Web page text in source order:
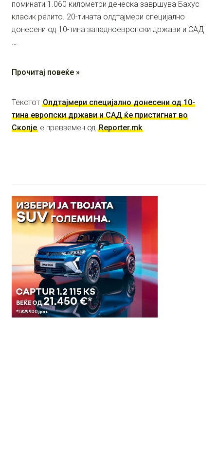
поминати 1.060 километри денеска завршува Бахус
класик релито. 20-тината олдтајмери специјално
донесени од 10-тина западноевропски држави и САД
…
Прочитај повеќе »
Текстот Oлдтајмери специјално донесени од 10-
тина европски држави и САД ќе пристигнат во
Скопје е превземен од Reporter.mk.